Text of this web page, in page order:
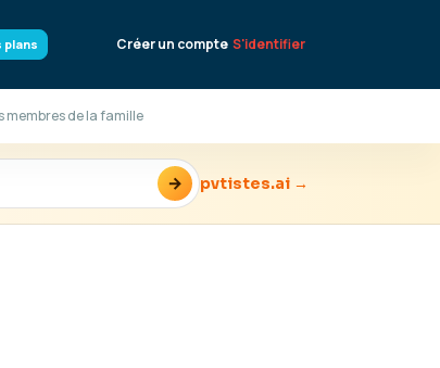
plans Créer un compte S'identifier
membres de la famille
→ pvtistes.ai →